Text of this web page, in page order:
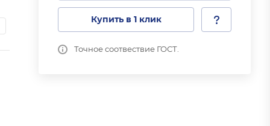
Купить в 1 клик
Точное соотвествие ГОСТ.